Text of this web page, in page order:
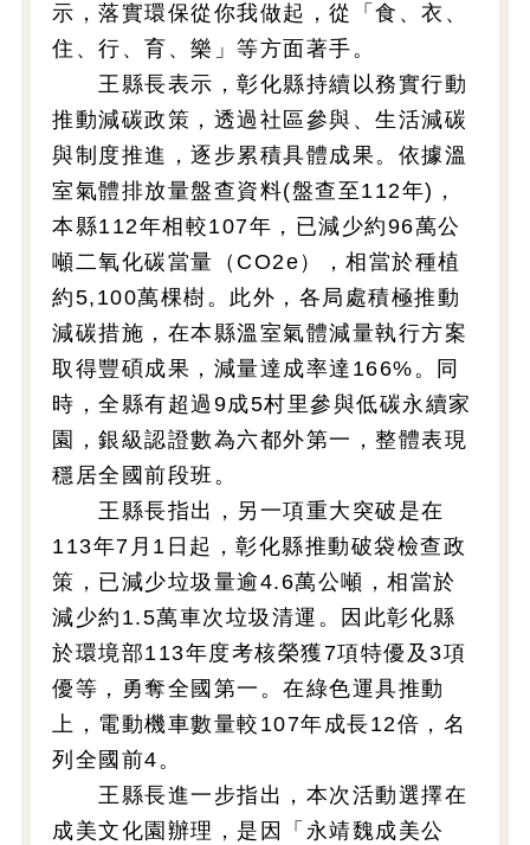
示，落實環保從你我做起，從「食、衣、
住、行、育、樂」等方面著手。
王縣長表示，彰化縣持續以務實行動
推動減碳政策，透過社區參與、生活減碳
與制度推進，逐步累積具體成果。依據溫
室氣體排放量盤查資料(盤查至112年)，
本縣112年相較107年，已減少約96萬公
噸二氧化碳當量（CO2e），相當於種植
約5,100萬棵樹。此外，各局處積極推動
減碳措施，在本縣溫室氣體減量執行方案
取得豐碩成果，減量達成率達166%。同
時，全縣有超過9成5村里參與低碳永續家
園，銀級認證數為六都外第一，整體表現
穩居全國前段班。
王縣長指出，另一項重大突破是在
113年7月1日起，彰化縣推動破袋檢查政
策，已減少垃圾量逾4.6萬公噸，相當於
減少約1.5萬車次垃圾清運。因此彰化縣
於環境部113年度考核榮獲7項特優及3項
優等，勇奪全國第一。在綠色運具推動
上，電動機車數量較107年成長12倍，名
列全國前4。
王縣長進一步指出，本次活動選擇在
成美文化園辦理，是因「永靖魏成美公